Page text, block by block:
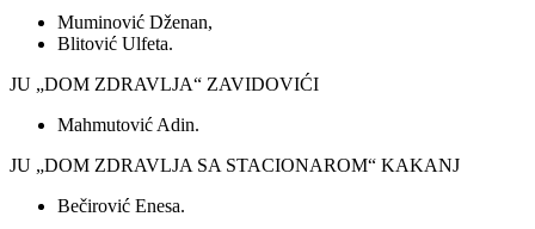
Muminović Dženan,
Blitović Ulfeta.
JU „DOM ZDRAVLJA“ ZAVIDOVIĆI
Mahmutović Adin.
JU „DOM ZDRAVLJA SA STACIONAROM“ KAKANJ
Bečirović Enesa.